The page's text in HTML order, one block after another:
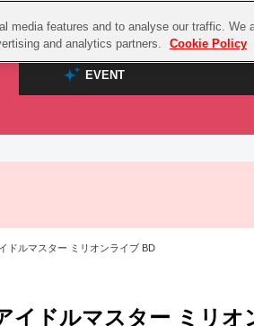
EVENT
TOP
EVENT
ASOBI STAGE
スサノオマジック
ラブライブ
ルマスター ミリオンライブ BD
イドルマスター ミリオ
media features and to analyse our traffic. We
and analytics partners.
Cookie Policy